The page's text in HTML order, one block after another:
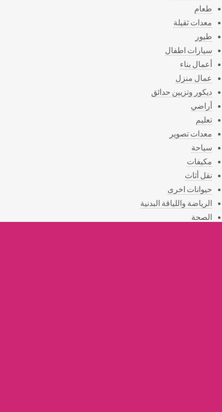
طعام
معدات ثقيلة
طيور
سيارات اطفال
أعمال بناء
عمال منزل
ديكور وتزيين حدائق
أراضي
تعليم
معدات تصوير
سياحة
مكيفات
نقل أثاث
حيوانات اخرى
الرياضة واللياقة البدنية
الصحة